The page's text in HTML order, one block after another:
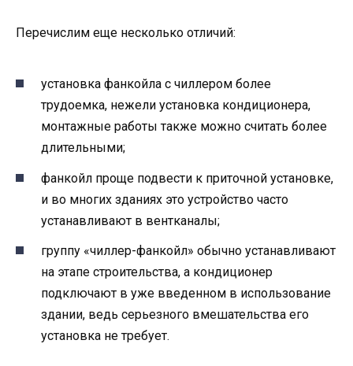
Перечислим еще несколько отличий:
установка фанкойла с чиллером более
трудоемка, нежели установка кондиционера,
монтажные работы также можно считать более
длительными;
фанкойл проще подвести к приточной установке,
и во многих зданиях это устройство часто
устанавливают в вентканалы;
группу «чиллер-фанкойл» обычно устанавливают
на этапе строительства, а кондиционер
подключают в уже введенном в использование
здании, ведь серьезного вмешательства его
установка не требует.